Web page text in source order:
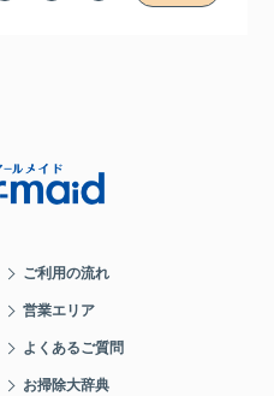
ご利用の流れ
営業エリア
よくあるご質問
お掃除大辞典